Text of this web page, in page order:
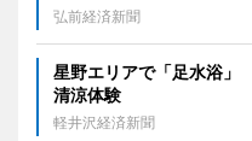
弘前経済新聞
星野エリアで「足水浴
清涼体験
軽井沢経済新聞